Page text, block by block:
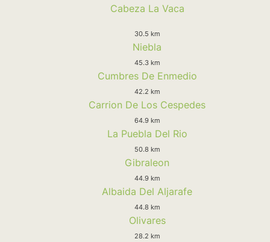
Cabeza La Vaca
30.5 km
Niebla
45.3 km
Cumbres De Enmedio
42.2 km
Carrion De Los Cespedes
64.9 km
La Puebla Del Rio
50.8 km
Gibraleon
44.9 km
Albaida Del Aljarafe
44.8 km
Olivares
28.2 km